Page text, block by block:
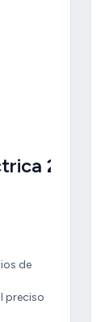
de
preciso